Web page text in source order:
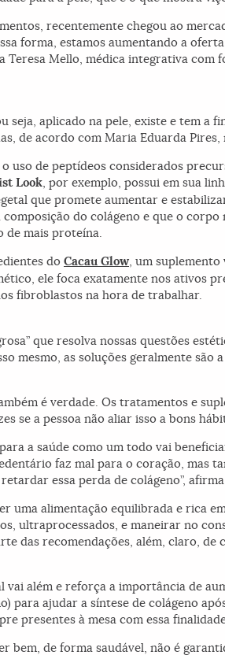
recentemente chegou ao
forma, estamos aumentando a
Teresa Mello, médica integrativa
seja, aplicado na pele, existe e tem
de acordo com Maria Eduarda
uso de peptídeos considerados
Look , por exemplo, possui em sua
que promete aumentar e
do colágeno e que o
de mais proteína.
do Cacau Glow , um
ele foca exatamente nos ativos
fibroblastos na hora de trabalhar.
que resolva nossas questões
mesmo, as soluções geralmente
é verdade. Os tratamentos e
se a pessoa não aliar isso a bons
a saúde como um todo vai
faz mal para o coração, mas
essa perda de colágeno”, afirma
uma alimentação equilibrada e rica
ultraprocessados, e maneirar no
das recomendações, além, claro,
vai além e reforça a importância de
para ajudar a síntese de colágeno
presentes à mesa com essa
bem, de forma saudável, não é